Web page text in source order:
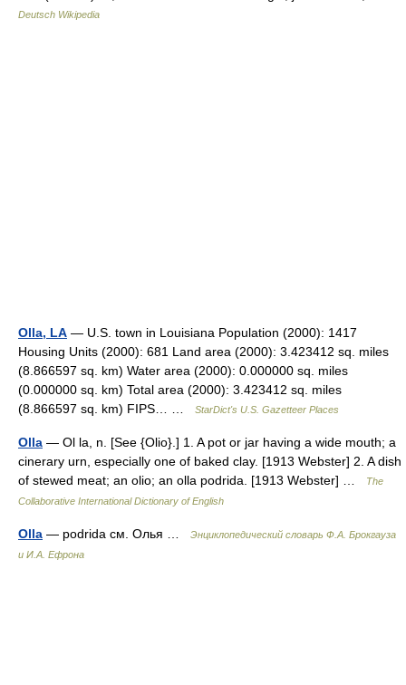
Deutsch Wikipedia
Olla, LA — U.S. town in Louisiana Population (2000): 1417
Housing Units (2000): 681 Land area (2000): 3.423412 sq. miles
(8.866597 sq. km) Water area (2000): 0.000000 sq. miles
(0.000000 sq. km) Total area (2000): 3.423412 sq. miles
(8.866597 sq. km) FIPS… …
StarDict's U.S. Gazetteer Places
Olla — Ol la, n. [See {Olio}.] 1. A pot or jar having a wide mouth; a
cinerary urn, especially one of baked clay. [1913 Webster] 2. A dish
of stewed meat; an olio; an olla podrida. [1913 Webster] …
The
Collaborative International Dictionary of English
Olla — podrida см. Олья …
Энциклопедический словарь Ф.А. Брокгауза
и И.А. Ефрона